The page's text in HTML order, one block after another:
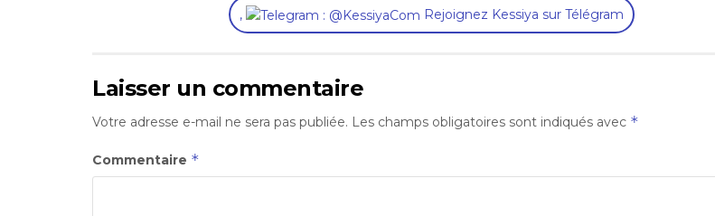
, Rejoignez Kessiya sur Télégram
Laisser un commentaire
Votre adresse e-mail ne sera pas publiée. Les champs obligatoires sont indiqués avec *
Commentaire *